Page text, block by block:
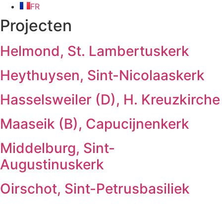
FR
Projecten
Helmond, St. Lambertuskerk
Heythuysen, Sint-Nicolaaskerk
Hasselsweiler (D), H. Kreuzkirche
Maaseik (B), Capucijnenkerk
Middelburg, Sint-
Augustinuskerk
Oirschot, Sint-Petrusbasiliek